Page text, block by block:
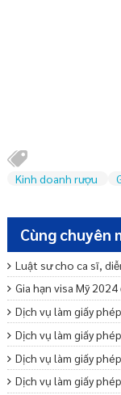
Kinh doanh rượu
Cùng chuyên
Luật sư cho ca sĩ,
Gia hạn visa Mỹ
Dịch vụ làm giấy
Dịch vụ làm giấy
Dịch vụ làm giấy
Dịch vụ làm giấy